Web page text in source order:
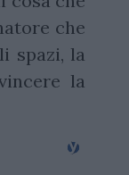
che
spazi, la
la